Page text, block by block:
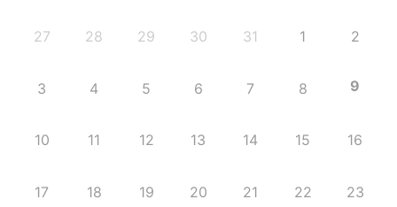
27 28 29 30 31 1 2
3 4 5 6 7 8 9
10 11 12 13 14 15 16
17 18 19 20 21 22 23